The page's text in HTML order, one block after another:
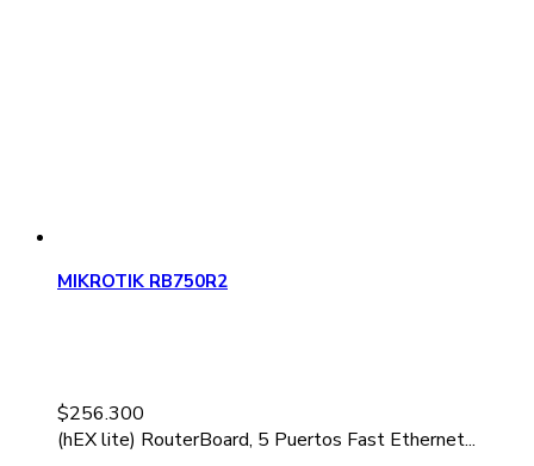
MIKROTIK RB750R2
$256.300
(hEX lite) RouterBoard, 5 Puertos Fast Ethernet...